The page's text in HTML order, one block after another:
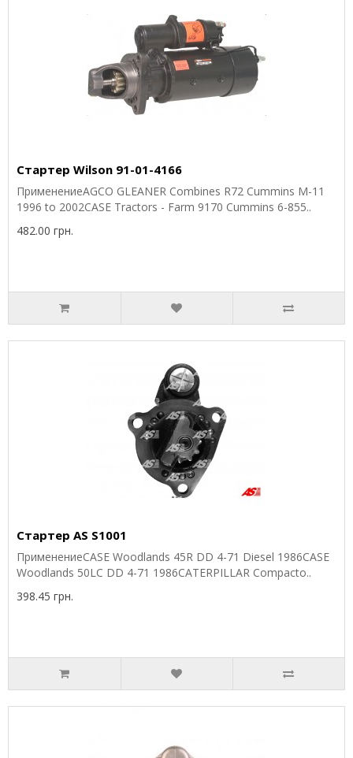
Стартер Wilson 91-01-4166
ПрименениеAGCO GLEANER Combines R72 Cummins M-11
1996 to 2002CASE Tractors - Farm 9170 Cummins 6-855..
482.00 грн.
Стартер AS S1001
ПрименениеCASE Woodlands 45R DD 4-71 Diesel 1986CASE
Woodlands 50LC DD 4-71 1986CATERPILLAR Compacto..
398.45 грн.